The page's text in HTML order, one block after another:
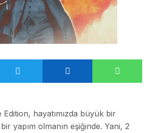
Edition, hayatımızda büyük bir
yapım olmanın eşiğinde. Yani, 2